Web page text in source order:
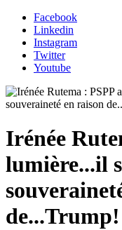
Facebook
Linkedin
Instagram
Twitter
Youtube
Irénée
lumière...il
de...Trump!